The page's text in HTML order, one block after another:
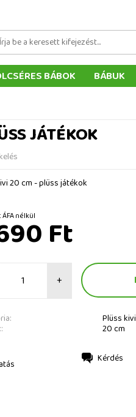
BÁBOK
BÁBUK
JÁTÉKOK
20 cm - plüss játékok
4 480 Ft ÁFA nélkül Ft
+
Plüss kivi
20 cm
Kérdés